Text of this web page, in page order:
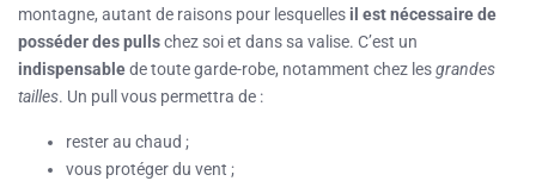
montagne, autant de raisons pour lesquelles il est nécessaire de
posséder des pullschez soi et dans sa valise. C’est un
indispensablede toute garde-robe, notamment chez lesgrandes
tailles. Un pull vous permettra de :
rester au chaud ;
vous protéger du vent ;